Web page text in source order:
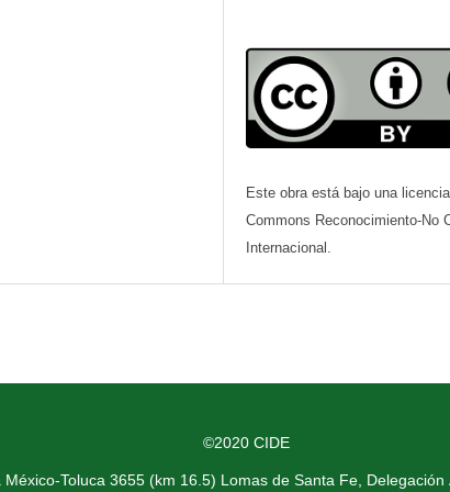
Este obra está bajo una
Commons Reconocimiento-No
Internacional.
©2020 CIDE
México-Toluca 3655 (km 16.5) Lomas de Santa Fe, Delegación